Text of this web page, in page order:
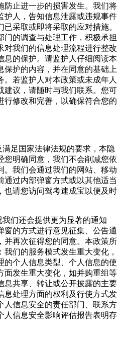
防止进一步的损害发生。我们将
护人，告知信息泄露或违规事件
采取或即将采取的应对措施。
门的调查与处理工作，积极承担
对我们的信息处理流程进行整改
息的保护。请监护人仔细阅读本
保护的内容，并在同意的基础上
。若监护人对本政策或未成年人
建议，请随时与我们联系。您可
行修改和完善，以确保符合您的
足国家法律法规的要求，本隐
您明确同意，我们不会削减您依
。我们会通过我们的网站、移动
通过内部弹窗方式或以其他适当
也请您访问驾考速成宝 以便及时
们还会提供更为显著的通知
窗的方式进行意见征集、公告通
并再次征得您的同意。本政策所
们的服务模式发生重大变化，
的个人信息类型、个人信息的使
面发生重大变化，如并购重组等
息共享、转让或公开披露的主要
息处理方面的权利及行使方式发
人信息安全的责任部门、联系方
人信息安全影响评估报告表明存